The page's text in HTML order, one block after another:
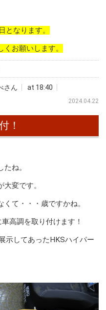
となります。
お願いします。
さん at 18:40
2024.04.22
！
ね。
変です。
て・・・歳ですかね。
高調を取り付けます！
示してあったHKSハイパー